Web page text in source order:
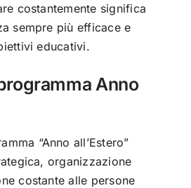
costantemente significa
sempre più efficace e
educativi.
Anno
“Anno all’Estero”
organizzazione
costante alle persone